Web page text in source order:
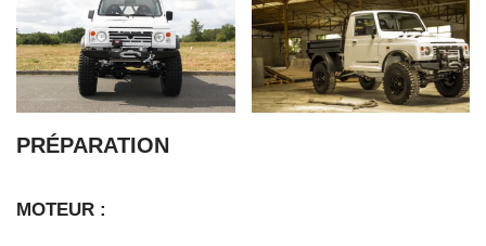
PRÉPARATION
MOTEUR :